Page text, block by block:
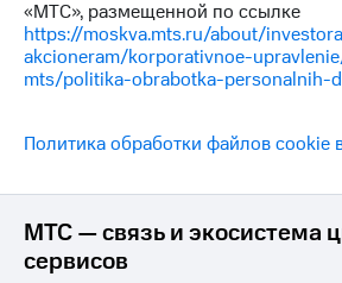
«МТС», размещенной по ссылке
https://moskva.mts.ru/about/
akcioneram/korporativnoe-
mts/politika-obrabotka-personalnih-
Политика обработки файлов
МТС — связь и экосистема
сервисов